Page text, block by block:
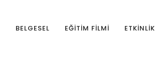
BELGESEL EĞİTİM FİLMİ ETKİNLİK